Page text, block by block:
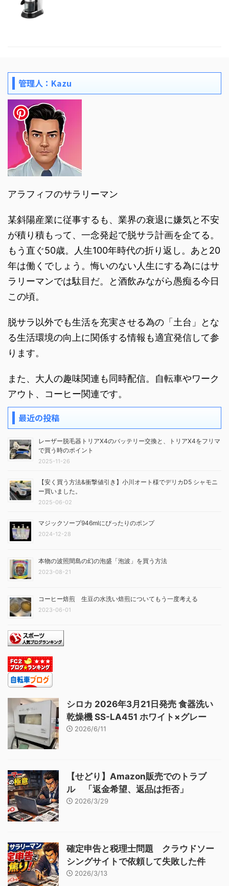
管理人：Kazu
アラフィフのサラリーマン
某斜陽産業に従事するも、業界の衰退に嫌気と不安
が積り積もって、一念発起で脱サラ計画を企てる。
もう直ぐ50歳。人生100年時代の折り返し。あと20
年は働くでしょう。悔いのない人生にする為にはサ
ラリーマンでは駄目だ。と酒飲みながら愚痴る今日
この頃。
脱サラ以外でも生活を充実させる為の「土台」とな
る生活環境の向上に関係する情報も適宜発信して参
ります。
また、大人の趣味関連も同時配信。自転車やワーク
アウト、コーヒー関連です。
最近の投稿
レーザー脱毛器トリアX4のバッテリー交換と、トリアX4をフリマ
で買う時のポイント
2025-11-26
【安く買う方法&衝撃値引き】小川オート様でデリカD5 シャモニ
ー買いました。
2025-06-02
マジックソープ946mlにぴったりのポンプ
2024-12-28
本物の波照間島の幻の泡盛「泡波」を買う方法
2023-08-21
コーヒー焙煎 生豆の水洗い焙煎についてもう一度考える
2023-06-01
シロカ 2026年3月21日発売 食器洗い
乾燥機 SS-LA451 ホワイト×グレー
2026/6/11
【せどり】Amazon販売でのトラブ
ル 「返金希望、返品は拒否」
2026/3/29
確定申告と税理士問題 クラウドソー
シングサイトで依頼して失敗した件
2026/3/13